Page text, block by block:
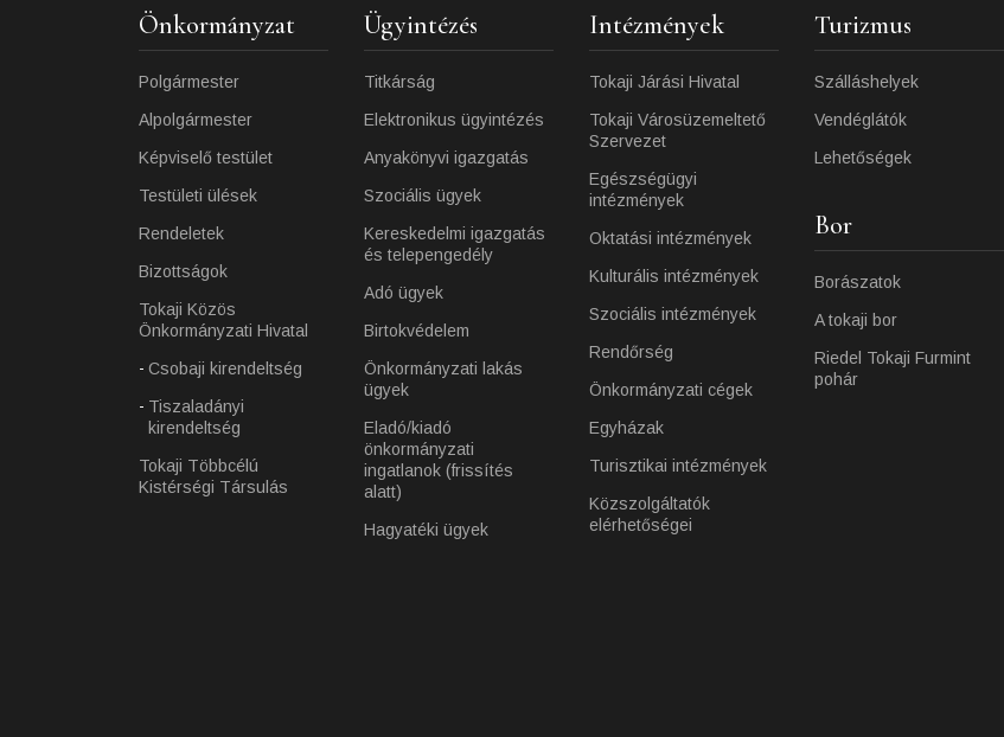
Önkormányzat
Polgármester
Alpolgármester
Képviselő testület
Testületi ülések
Rendeletek
Bizottságok
Tokaji Közös
Önkormányzati Hivatal
Csobaji kirendeltség
Tiszaladányi
kirendeltség
Tokaji Többcélú
Kistérségi Társulás
Ügyintézés
Titkárság
Elektronikus ügyintézés
Anyakönyvi igazgatás
Szociális ügyek
Kereskedelmi igazgatás
és telepengedély
Adó ügyek
Birtokvédelem
Önkormányzati lakás
ügyek
Eladó/kiadó
önkormányzati
ingatlanok (frissítés
alatt)
Hagyatéki ügyek
Intézmények
Tokaji Járási Hivatal
Tokaji Városüzemeltető
Szervezet
Egészségügyi
intézmények
Oktatási intézmények
Kulturális intézmények
Szociális intézmények
Rendőrség
Önkormányzati cégek
Egyházak
Turisztikai intézmények
Közszolgáltatók
elérhetőségei
Turizmus
Szálláshelyek
Vendéglátók
Lehetőségek
Bor
Borászatok
A tokaji bor
Riedel Tokaji Furmint
pohár